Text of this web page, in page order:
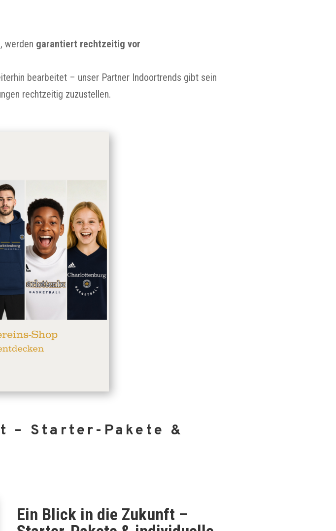
werden garantiert rechtzeitig vor
bearbeitet – unser Partner Indoortrends gibt sein
rechtzeitig zuzustellen.
– Starter-Pakete &
Ein Blick in die Zukunft –